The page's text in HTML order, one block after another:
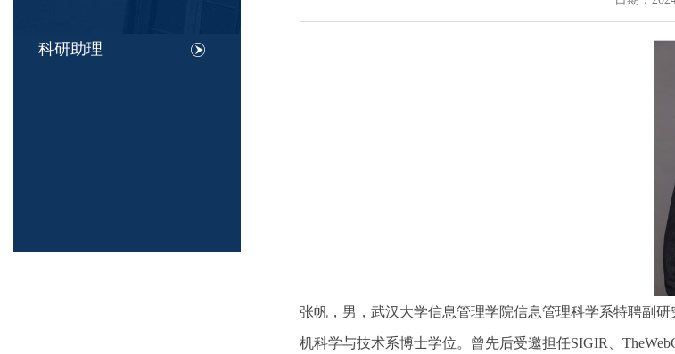
科研助理
张帆，男，武汉大学信息管理学院信息管理科学系特聘副
机科学与技术系博士学位。曾先后受邀担任SIGIR、